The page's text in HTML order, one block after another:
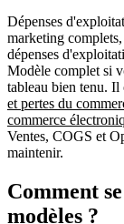
Dépenses
marketing
dépenses
Modèle complet si
tableau bien tenu. Il
et pertes du
commerce
Ventes, COGS et
maintenir.
Comment
modèles ?